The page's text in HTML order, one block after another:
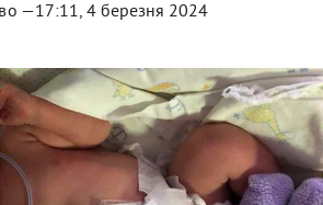
—17:11, 4 березня 2024